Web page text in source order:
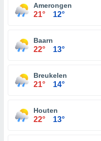
Amerongen
21° 12°
Baarn
22° 13°
Breukelen
21° 14°
Houten
22° 13°